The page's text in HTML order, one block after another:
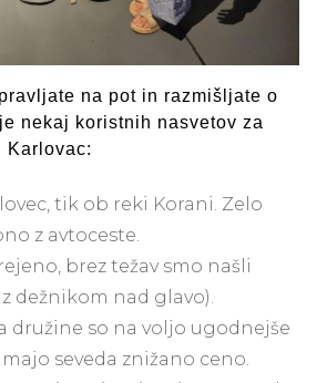
na pot in razmišljate o
nekaj koristnih nasvetov za
Karlovac:
tik ob reki Korani. Zelo
z avtoceste.
brez težav smo našli
dežnikom nad glavo).
družine so na voljo ugodnejše
seveda znižano ceno.